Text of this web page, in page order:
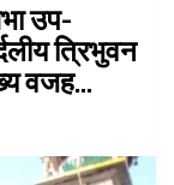
उप-
त्रिभुवन
वजह…